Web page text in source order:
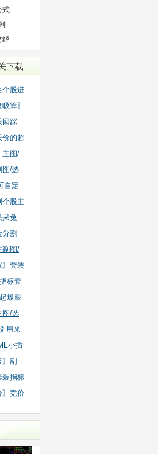
式
经
下载
股进
筹〗
踩
的超
主图/
图/选
自定
个股主
呆兔
分割
副图/
〗套装
标套
爆跟
图/选
用来
小插
副
装指标
〗竞价